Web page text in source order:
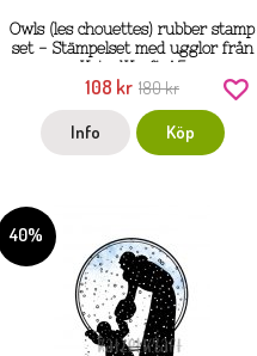
Owls (les chouettes) rubber stamp
set - Stämpelset med ugglor från
KatzelKraft A5
108 kr 180 kr
Info Köp
40%